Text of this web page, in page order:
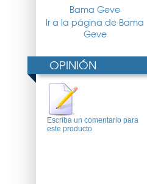
Bama Geve
Ir a la página de Bama
Geve
OPINIÓN
Escriba un comentario para
este producto
Ducray Sabal Champu 125ml
9.26 €
125ml